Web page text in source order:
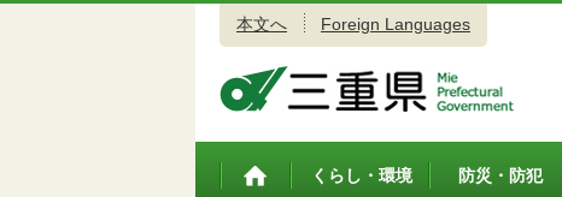
本文へ Foreign Languages
くらし・環境 防災・防犯